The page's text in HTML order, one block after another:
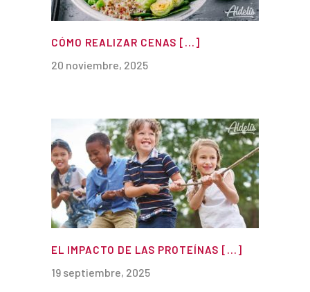
CÓMO REALIZAR CENAS [...]
20 noviembre, 2025
EL IMPACTO DE LAS PROTEÍNAS [...]
19 septiembre, 2025